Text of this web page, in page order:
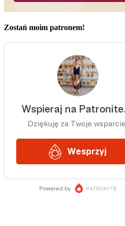
Zostań moim patronem!